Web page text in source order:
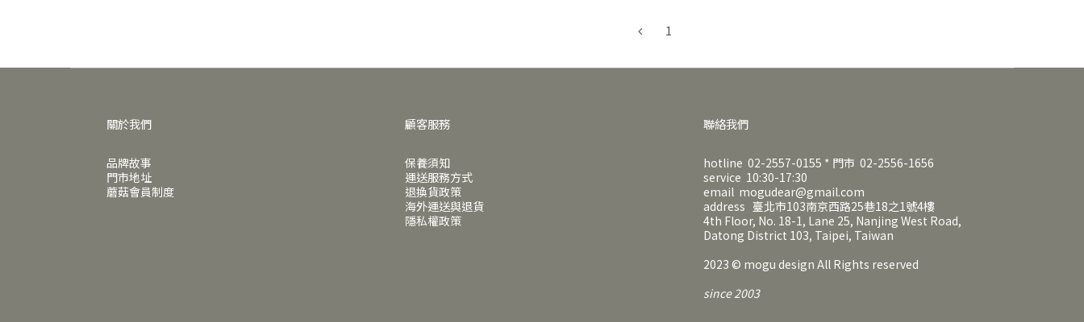
1
關於我們
品牌故事
門市地址
蘑菇會員制度
顧客服務
保養須知
運送服務方式
退換貨政策
海外運送與退貨
隱私權政策
聯絡我們
hotline 02-2557-0155 * 門市 02-2556-1656
service 10:30-17:30
email mogudear@gmail.com
address 臺北市103南京西路25巷18之1號4樓
4th Floor, No. 18-1, Lane 25, Nanjing West Road,
Datong District 103, Taipei, Taiwan
2023 © mogu design All Rights reserved
since 2003